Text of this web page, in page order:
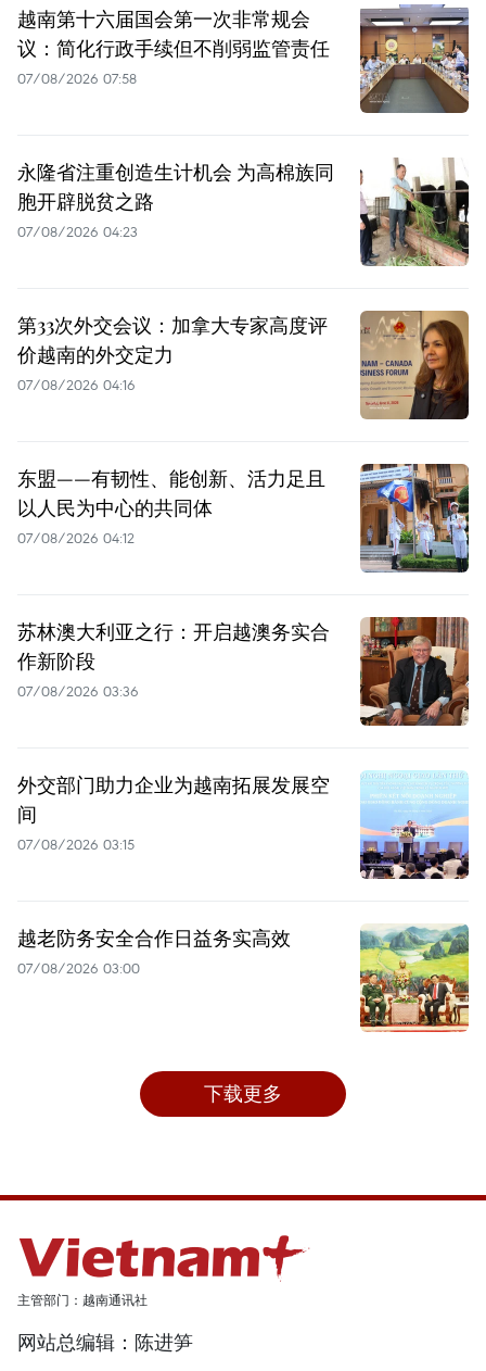
越南第十六届国会第一次非常规会
议：简化行政手续但不削弱监管责任
07/08/2026 07:58
永隆省注重创造生计机会 为高棉族同
胞开辟脱贫之路
07/08/2026 04:23
第33次外交会议：加拿大专家高度评
价越南的外交定力
07/08/2026 04:16
东盟——有韧性、能创新、活力足且
以人民为中心的共同体
07/08/2026 04:12
苏林澳大利亚之行：开启越澳务实合
作新阶段
07/08/2026 03:36
外交部门助力企业为越南拓展发展空
间
07/08/2026 03:15
越老防务安全合作日益务实高效
07/08/2026 03:00
下载更多
主管部门：越南通讯社
网站总编辑：陈进笋